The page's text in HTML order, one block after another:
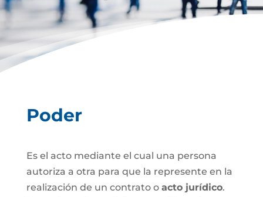
Poder
Es el acto mediante el cual una persona
autoriza a otra para que la represente en la
realización de un contrato o acto jurídico.